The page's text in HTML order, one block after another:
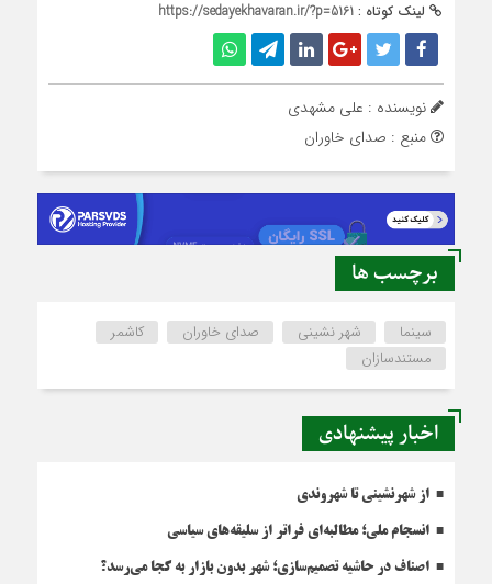
لینک کوتاه : https://sedayekhavaran.ir/?p=5161
نویسنده : علی مشهدی
منبع : صدای خاوران
برچسب ها
سینما شهر نشینی صدای خاوران
کاشمر
مستندسازان
اخبار پیشنهادی
از شهرنشینی تا شهروندی
انسجام ملی؛ مطالبه‌ای فراتر از سلیقه‌های سیاسی
اصناف در حاشیه تصمیم‌سازی؛ شهر بدون بازار به کجا می‌رسد؟